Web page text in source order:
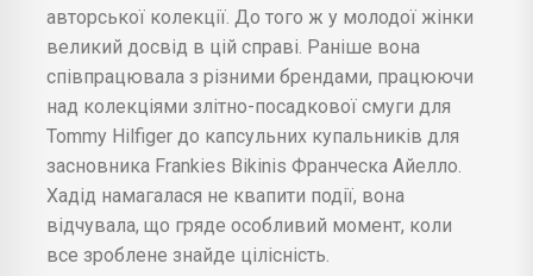
авторської колекції. До того ж у молодої жінки
великий досвід в цій справі. Раніше вона
співпрацювала з різними брендами, працюючи
над колекціями злітно-посадкової смуги для
Tommy Hilfiger до капсульних купальників для
засновника Frankies Bikinis Франческа Айелло.
Хадід намагалася не квапити події, вона
відчувала, що гряде особливий момент, коли
все зроблене знайде цілісність.